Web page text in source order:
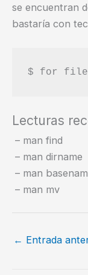
se encuentran
bastaría con
Lecturas
– man find
– man dirname
– man
– man mv
← Entrada